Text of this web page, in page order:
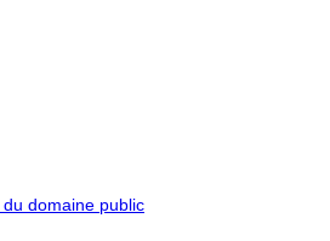
du domaine public